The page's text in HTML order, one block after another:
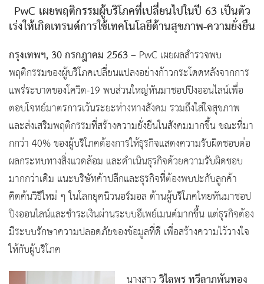
PwC เผยพฤติกรรมผู้บริโภคที่เปลี่ยนไปในปี 63 เป็นตัว
เร่งให้เกิดเทรนด์การใช้เทคโนโลยีด้านสุขภาพ-ความยั่งยืน
กรุงเทพฯ, 30 กรกฎาคม 2563– PwC เผยผลสำรวจพบ
พฤติกรรมของผู้บริโภคเปลี่ยนแปลงอย่างก้าวกระโดดหลังจากการ
แพร่ระบาดของโควิด-19 พบส่วนใหญ่หันมาชอปปิงออนไลน์เพื่อ
ตอบโจทย์มาตรการเว้นระยะห่างทางสังคม รวมถึงใส่ใจสุขภาพ
และส่งเสริมพฤติกรรมที่สร้างความยั่งยืนในสังคมมากขึ้น ขณะที่มา
กกว่า 40% ของผู้บริโภคต้องการให้ธุรกิจแสดงความรับผิดชอบต่อ
ผลกระทบทางสิ่งแวดล้อม และดำเนินธุรกิจด้วยความรับผิดชอบ
มากกว่าเดิม แนะบริษัทค้าปลีกและธุรกิจที่ต้องพบปะกับลูกค้า
คิดค้นวิธีใหม่ ๆ ในโลกยุคนิวนอร์มอล ด้านผู้บริโภคไทยหันมาชอป
ปิงออนไลน์และชำระเงินผ่านระบบอีเพย์เมนต์มากขึ้น แต่ธุรกิจต้อง
มีระบบรักษาความปลอดภัยของข้อมูลที่ดี เพื่อสร้างความไว้วางใจ
ให้กับผู้บริโภค
นางสาววิไลพร ทวีลาภพันทอง